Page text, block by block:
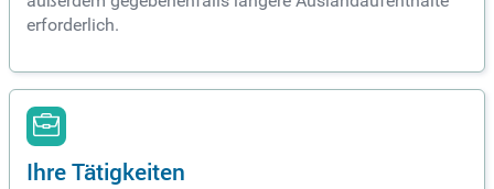
erforderlich.
Ihre Tätigkeiten